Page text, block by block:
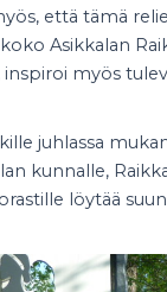
että tämä
Asikkalan
inspiroi myös
juhlassa
kunnalle,
löytää